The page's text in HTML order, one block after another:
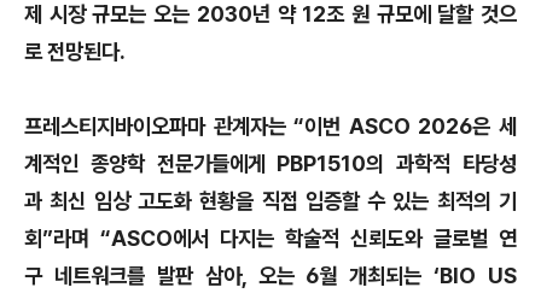
제 시장 규모는 오는 2030년 약 12조 원 규모에 달할 것으
로 전망된다.
프레스티지바이오파마 관계자는 “이번 ASCO 2026은 세
계적인 종양학 전문가들에게 PBP1510의 과학적 타당성
과 최신 임상 고도화 현황을 직접 입증할 수 있는 최적의 기
회”라며 “ASCO에서 다지는 학술적 신뢰도와 글로벌 연
구 네트워크를 발판 삼아, 오는 6월 개최되는 ‘BIO US